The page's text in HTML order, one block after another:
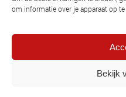
om informatie over je apparaat op
Bekijk